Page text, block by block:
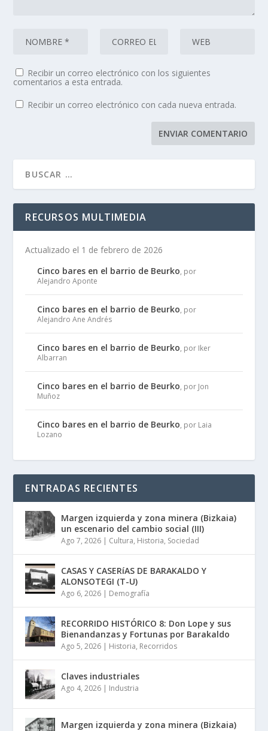
Recibir un correo electrónico con los siguientes
comentarios a esta entrada.
Recibir un correo electrónico con cada nueva entrada.
RECURSOS MULTIMEDIA
Actualizado el 1 de febrero de 2026
Cinco bares en el barrio de Beurko, por
Alejandro Aponte
Cinco bares en el barrio de Beurko, por
Alejandro Ane Andrés
Cinco bares en el barrio de Beurko, por Iker
Albarran
Cinco bares en el barrio de Beurko, por Jon
Muñoz
Cinco bares en el barrio de Beurko, por Laia
Lozano
ENTRADAS RECIENTES
Margen izquierda y zona minera (Bizkaia)
un escenario del cambio social (III)
Ago 7, 2026 | Cultura, Historia, Sociedad
CASAS Y CASERíAS DE BARAKALDO Y
ALONSOTEGI (T-U)
Ago 6, 2026 | Demografía
RECORRIDO HISTÓRICO 8: Don Lope y sus
Bienandanzas y Fortunas por Barakaldo
Ago 5, 2026 | Historia, Recorridos
Claves industriales
Ago 4, 2026 | Industria
Margen izquierda y zona minera (Bizkaia)